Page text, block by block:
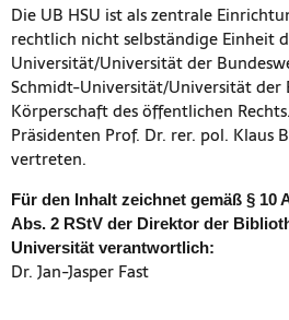
Die UB HSU ist als zentrale
rechtlich nicht selbständige Einheit
Universität/Universität der
Schmidt-Universität/Universität der
Körperschaft des öffentlichen
Präsidenten Prof. Dr. rer. pol. Klaus
vertreten.
Für den Inhalt zeichnet gemäß § 10
Abs. 2 RStV der Direktor der
Universität verantwortlich:
Dr. Jan-Jasper Fast